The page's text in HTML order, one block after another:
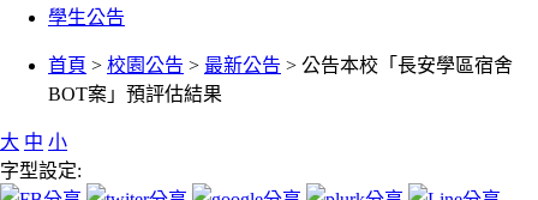
學生公告
首頁 > 校園公告 > 最新公告 > 公告本校「長安學區宿舍
BOT案」預評估結果
大 中 小
字型設定: